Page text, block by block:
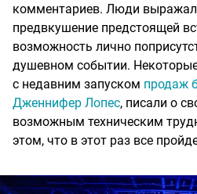
комментариев. Люди
предвкушение предстоящей
возможность лично
душевном событии.
с недавним запуском продаж
Дженнифер Лопес, писали о
возможным техническим
этом, что в этот раз все